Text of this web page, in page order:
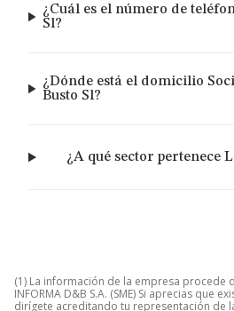
¿Cuál es el número de
Sl?
¿Dónde está el domicilio
Busto Sl?
¿A qué sector pertenece
(1) La información de la empresa procede
INFORMA D&B S.A. (SME) Si aprecias que
dirígete acreditando tu representación de